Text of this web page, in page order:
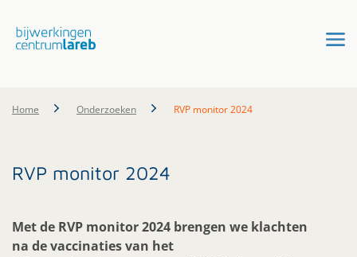
Home Onderzoeken RVP monitor 2024
RVP monitor 2024
Met de RVP monitor 2024 brengen we klachten
na de vaccinaties van het